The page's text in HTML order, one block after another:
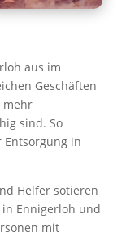
aus im
Geschäften
mehr
sind. So
in
Helfer sotieren
Ennigerloh und
mit